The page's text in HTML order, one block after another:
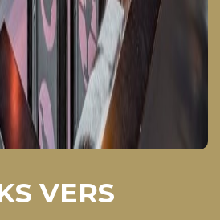
VERS